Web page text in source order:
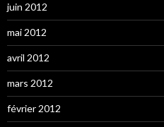
juin 2012
mai 2012
avril 2012
mars 2012
février 2012